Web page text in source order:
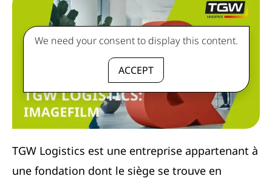
We need your consent to display this content.
ACCEPT
TGW Logistics est une entreprise appartenant à
une fondation dont le siège se trouve en